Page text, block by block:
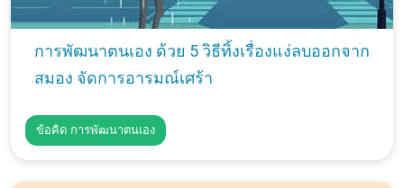
การพัฒนาตนเอง ด้วย 5 วิธีทิ้งเรื่องแง่ลบออกจาก
สมอง จัดการอารมณ์เศร้า
ข้อคิด การพัฒนาตนเอง